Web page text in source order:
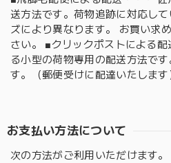
送方法です。荷物追跡に対応し
ズにより異なります。 お買い求
さい。 ■クリックポストによる
る小型の荷物専用の配送方法で
す。（郵便受けに配達いたしま
お支払い方法について
次の方法がご利用いただけます。